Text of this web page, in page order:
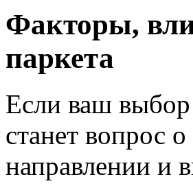
Факторы,
паркета
Если ваш выбор
станет вопрос
направлении и